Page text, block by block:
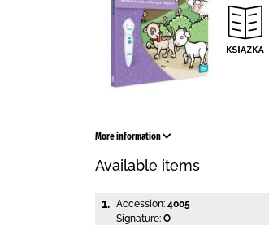
More information
Available items
1. Accession: 4005
Signature: O